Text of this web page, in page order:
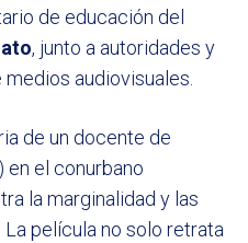
de educación del
, junto a autoridades y
audiovisuales.
de un docente de
) en el conurbano
la marginalidad y las
película no solo retrata